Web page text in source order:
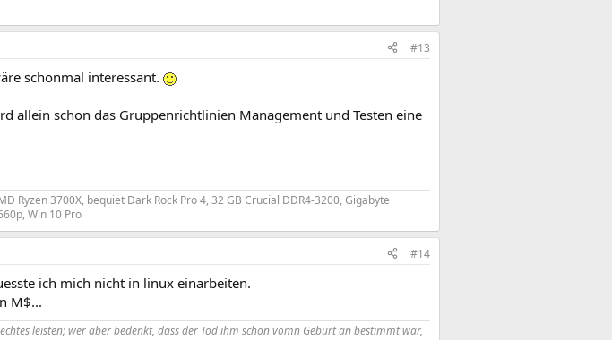
#13
schonmal interessant.
allein schon das Gruppenrichtlinien Management und Testen eine
Ryzen 3700X, bequiet Dark Rock Pro 4, 32 GB Crucial DDR4-3200, Gigabyte
Win 10 Pro
#14
ich mich nicht in linux einarbeiten.
M$...
leisten; wer aber bedenkt, dass der Tod ihm schon vomn Geburt an bestimmt war,